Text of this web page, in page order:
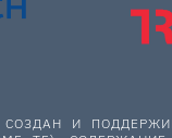
СОЗДАН И